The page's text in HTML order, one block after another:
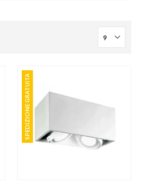
SPEDIZIONE GRATUITA